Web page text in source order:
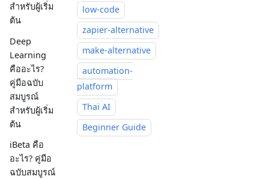
สำหรับผู้เริ่ม
ต้น
Deep
Learning
คืออะไร?
คู่มือฉบับ
สมบูรณ์
สำหรับผู้เริ่ม
ต้น
iBeta คือ
อะไร? คู่มือ
ฉบับสมบูรณ์
low-code
zapier-alternative
make-alternative
automation-
platform
Thai AI
Beginner Guide